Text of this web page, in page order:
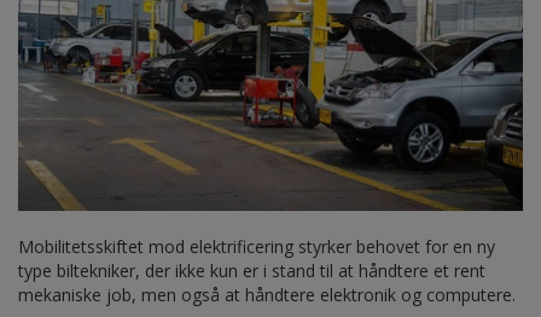
Mobilitetsskiftet mod elektrificering styrker behovet for en ny
type biltekniker, der ikke kun er i stand til at håndtere et rent
mekaniske job, men også at håndtere elektronik og computere.